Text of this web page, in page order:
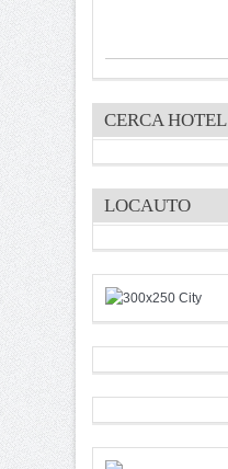
CERCA HOTEL
LOCAUTO